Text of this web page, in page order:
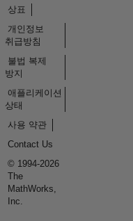
상표
개인정보
취급방침
불법 복제
방지
애플리케이션
상태
사용 약관
Contact Us
© 1994-2026
The
MathWorks,
Inc.